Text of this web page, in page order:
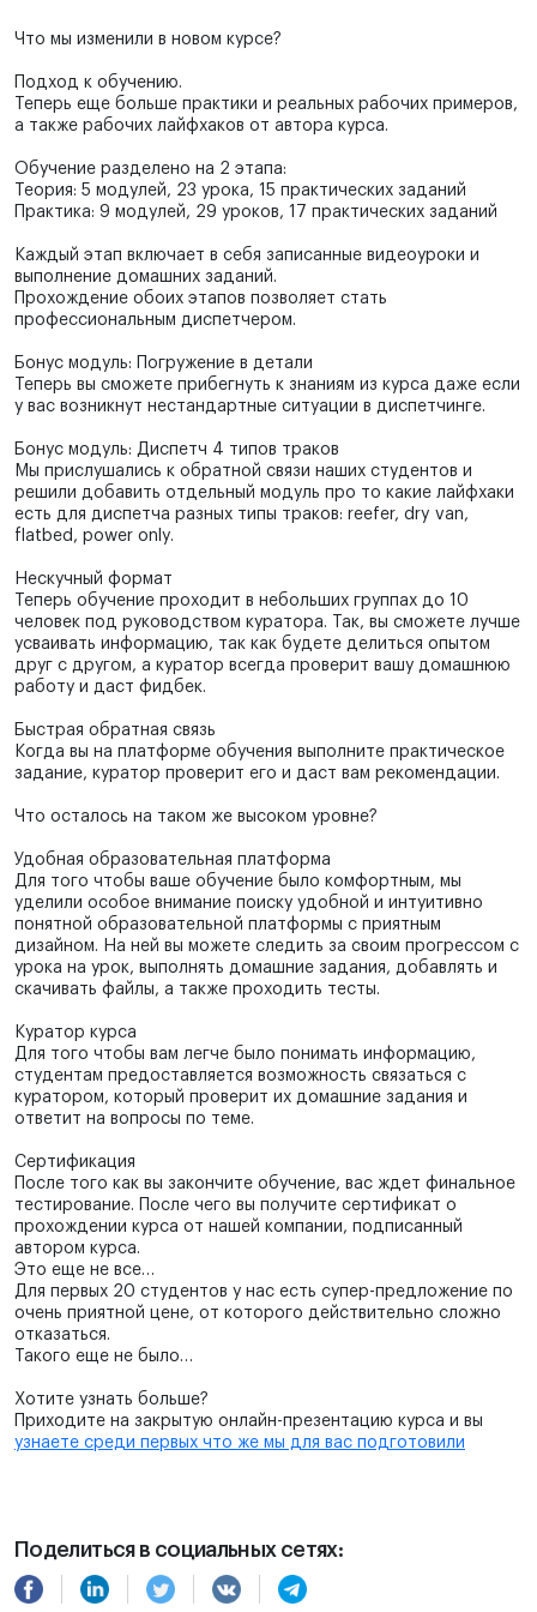
Что мы изменили в новом курсе?
Подход к обучению.
Теперь еще больше практики и реальных рабочих примеров,
а также рабочих лайфхаков от автора курса.
Обучение разделено на 2 этапа:
Теория: 5 модулей, 23 урока, 15 практических заданий
Практика: 9 модулей, 29 уроков, 17 практических заданий
Каждый этап включает в себя записанные видеоуроки и
выполнение домашних заданий.
Прохождение обоих этапов позволяет стать
профессиональным диспетчером.
Бонус модуль: Погружение в детали
Теперь вы сможете прибегнуть к знаниям из курса даже если
у вас возникнут нестандартные ситуации в диспетчинге.
Бонус модуль: Диспетч 4 типов траков
Мы прислушались к обратной связи наших студентов и
решили добавить отдельный модуль про то какие лайфхаки
есть для диспетча разных типы траков: reefer, dry van,
flatbed, power only.
Нескучный формат
Теперь обучение проходит в небольших группах до 10
человек под руководством куратора. Так, вы сможете лучше
усваивать информацию, так как будете делиться опытом
друг с другом, а куратор всегда проверит вашу домашнюю
работу и даст фидбек.
Быстрая обратная связь
Когда вы на платформе обучения выполните практическое
задание, куратор проверит его и даст вам рекомендации.
Что осталось на таком же высоком уровне?
Удобная образовательная платформа
Для того чтобы ваше обучение было комфортным, мы
уделили особое внимание поиску удобной и интуитивно
понятной образовательной платформы с приятным
дизайном. На ней вы можете следить за своим прогрессом с
урока на урок, выполнять домашние задания, добавлять и
скачивать файлы, а также проходить тесты.
Куратор курса
Для того чтобы вам легче было понимать информацию,
студентам предоставляется возможность связаться с
куратором, который проверит их домашние задания и
ответит на вопросы по теме.
Сертификация
После того как вы закончите обучение, вас ждет финальное
тестирование. После чего вы получите сертификат о
прохождении курса от нашей компании, подписанный
автором курса.
Это еще не все…
Для первых 20 студентов у нас есть супер-предложение по
очень приятной цене, от которого действительно сложно
отказаться.
Такого еще не было…
Хотите узнать больше?
Приходите на закрытую онлайн-презентацию курса и вы
узнаете среди первых что же мы для вас подготовили
Поделиться в социальных сетях: